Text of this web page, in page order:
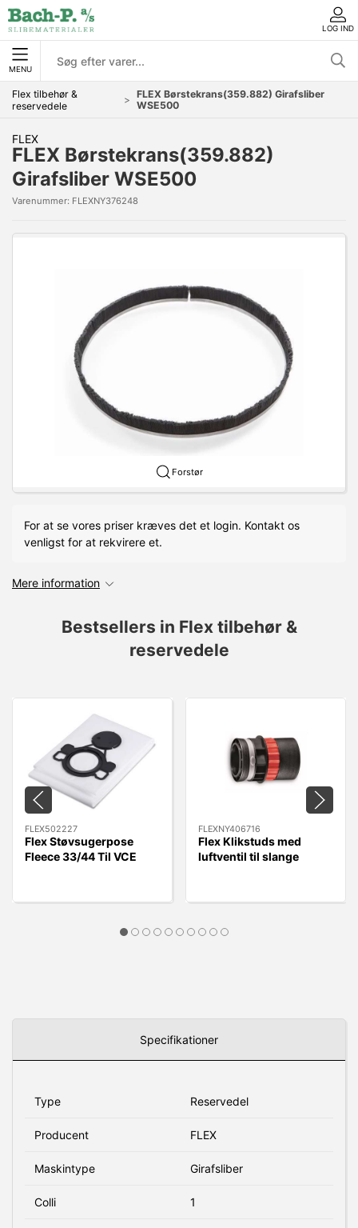
LOG IND
MENU
Flex tilbehør &
reservedele
FLEX Børstekrans(359.882) Girafsliber
WSE500
FLEX
FLEX Børstekrans(359.882)
Girafsliber WSE500
Varenummer: FLEXNY376248
Forstør
For at se vores priser kræves det et login. Kontakt os
venligst for at rekvirere et.
Mere information
Bestsellers in Flex tilbehør &
reservedele
FLEX502227
Flex Støvsugerpose
Fleece 33/44 Til VCE
FLEXNY406716
Flex Klikstuds med
luftventil til slange
Specifikationer
Type Reservedel
Producent FLEX
Maskintype Girafsliber
Colli 1